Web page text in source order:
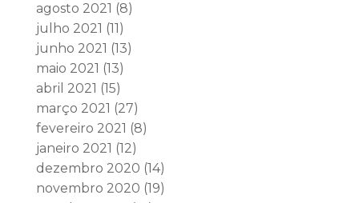
agosto 2021 (8)
julho 2021 (11)
junho 2021 (13)
maio 2021 (13)
abril 2021 (15)
março 2021 (27)
fevereiro 2021 (8)
janeiro 2021 (12)
dezembro 2020 (14)
novembro 2020 (19)